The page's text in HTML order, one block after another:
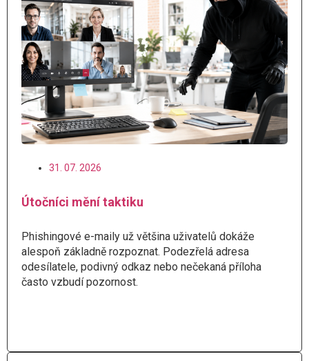
31. 07. 2026
Útočníci mění taktiku
Phishingové e-maily už většina uživatelů dokáže
alespoň základně rozpoznat. Podezřelá adresa
odesílatele, podivný odkaz nebo nečekaná příloha
často vzbudí pozornost.